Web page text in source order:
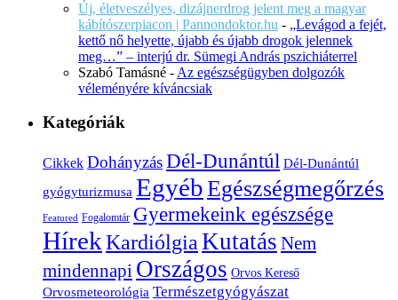
Új, életveszélyes, dizájnerdrog jelent meg a magyar
kábítószerpiacon | Pannondoktor.hu - „Levágod a fejét,
kettő nő helyette, újabb és újabb drogok jelennek
meg…” – interjú dr. Sümegi András pszichiáterrel
Szabó Tamásné - Az egészségügyben dolgozók
véleményére kíváncsiak
Kategóriák
Cikkek DohányzásDél-Dunántúl Dél-Dunántúl
gyógyturizmusa EgyébEgészségmegőrzés
Featured Fogalomtár Gyermekeink egészsége
HírekKardiólgia Kutatás Nem
mindennapi Országos Orvos Kereső
Orvosmeteorológia Természetgyógyászat